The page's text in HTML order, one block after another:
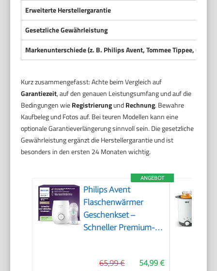
Erweiterte Herstellergarantie
Gesetzliche Gewährleistung
Markenunterschiede (z. B. Philips Avent, Tommee Tippee, Chicco)
Kurz zusammengefasst: Achte beim Vergleich auf
Garantiezeit, auf den genauen Leistungsumfang und auf die
Bedingungen wieRegistrierungundRechnung. Bewahre
Kaufbeleg und Fotos auf. Bei teuren Modellen kann eine
optionale Garantieverlängerung sinnvoll sein. Die gesetzliche
Gewährleistung ergänzt die Herstellergarantie und ist
besonders in den ersten 24 Monaten wichtig.
ANGEBOT
Philips Avent
Flaschenwärmer
Geschenkset –
Schneller Premium-
Babyflasche,
54,99 €
65,99 €